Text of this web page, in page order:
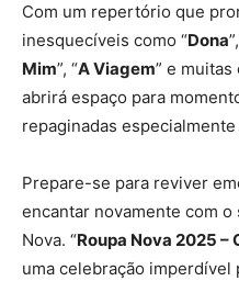
Com um repertório que
inesquecíveis como “Dona
Mim”, “A Viagem” e
abrirá espaço para
repaginadas
Prepare-se para reviver
encantar novamente com
Nova. “Roupa Nova 2025 –
uma celebração imperdível